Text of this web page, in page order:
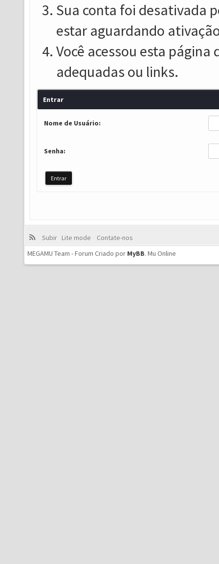
Sua conta foi desativada
estar aguardando
Você acessou esta
adequadas ou links.
Entrar
Nome de Usuário:
Senha:
Subir Lite mode
Contate-nos
MEGAMU Team - Forum Criado por MyBB. Mu Online